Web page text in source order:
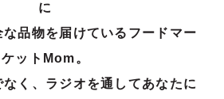
に
品物を届けているフードマー
ケットMom。
く、ラジオを通してあなたに